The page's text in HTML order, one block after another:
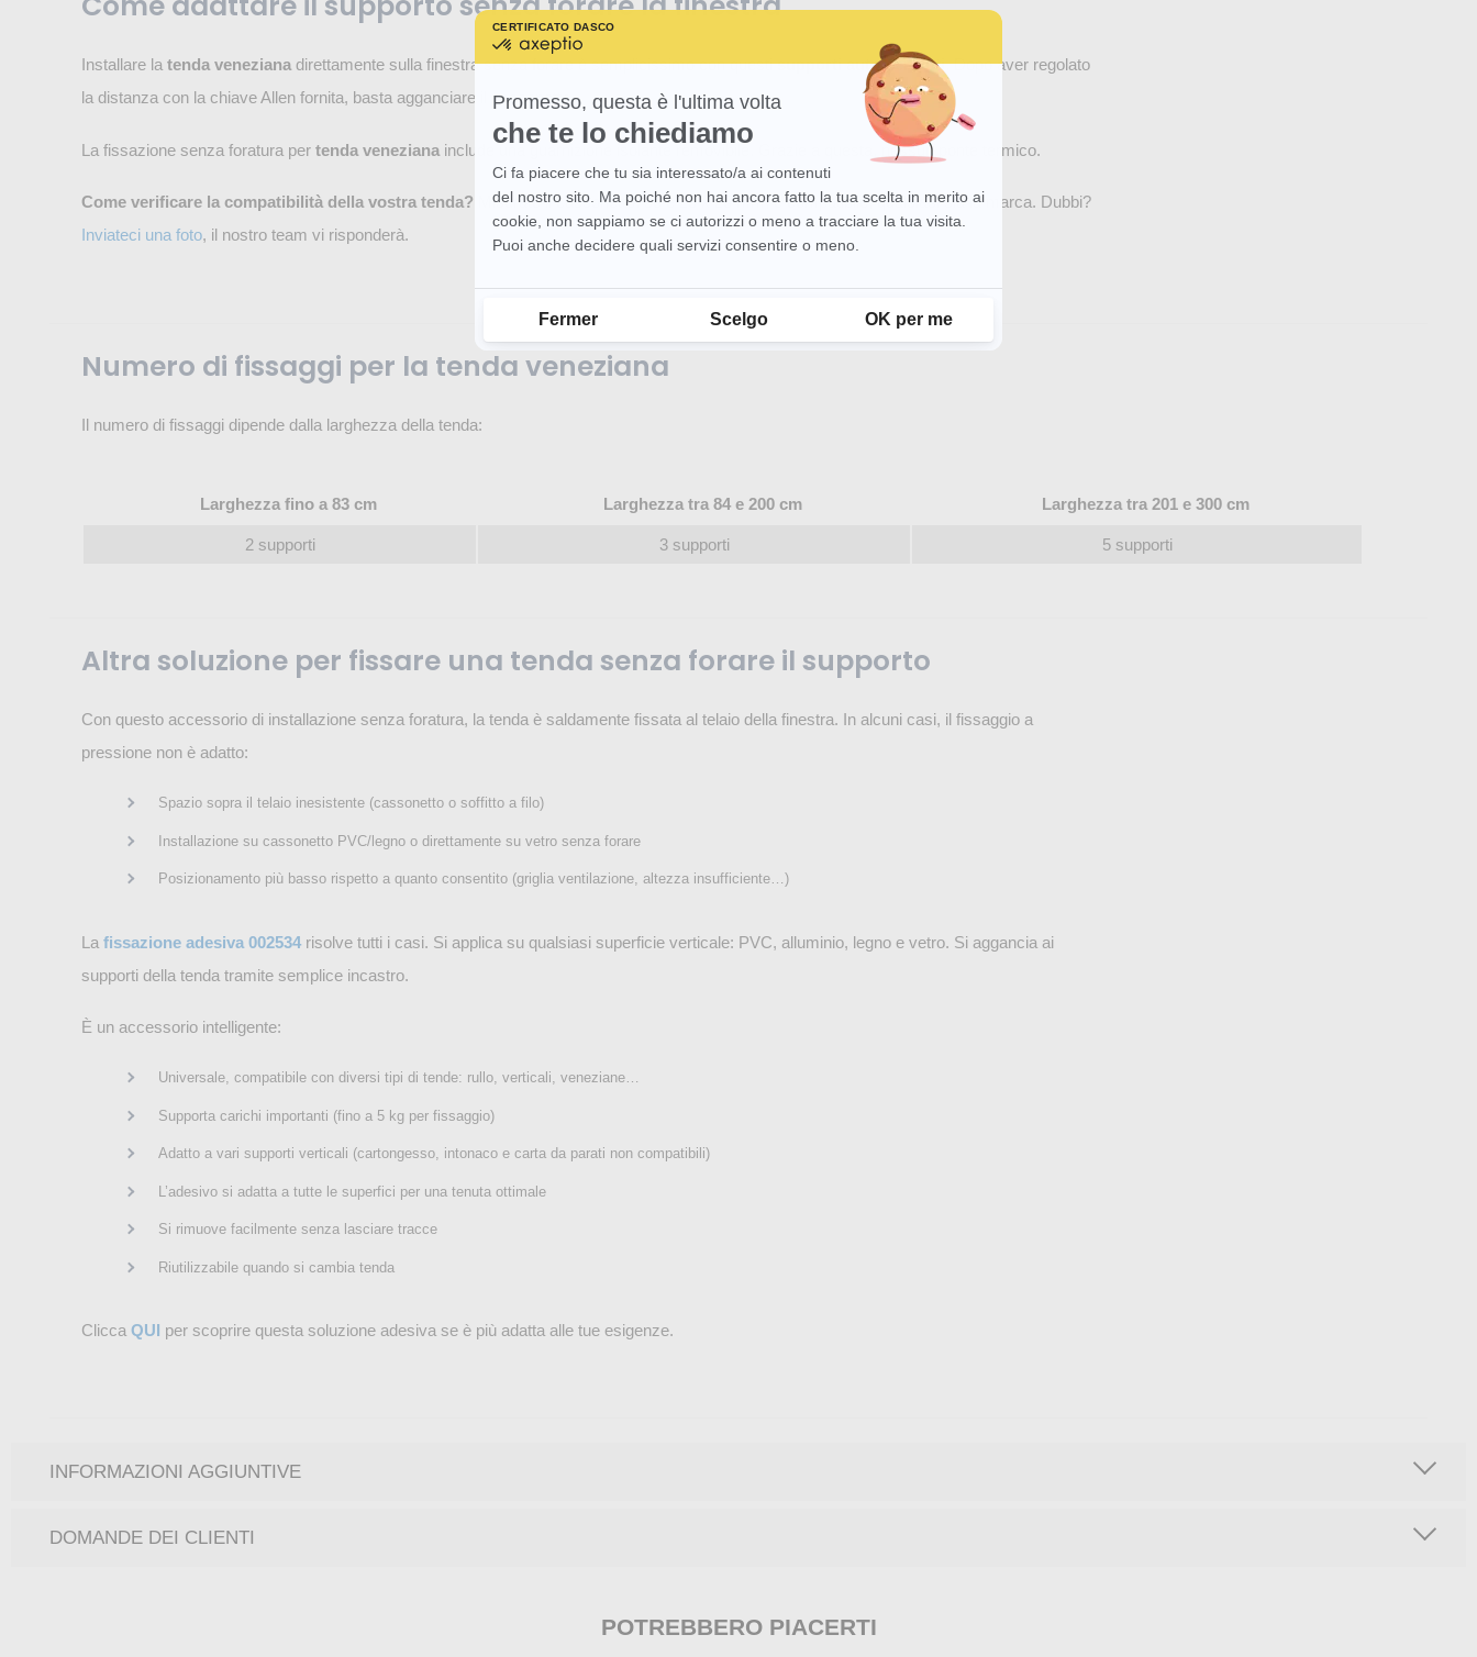
CERTIFICATO DASCOPRI DI PIÙ SU
Scopri
di
più
Axeptio
Promesso, questa è l'ultima volta
che te lo chiediamo
Ci fa piacere che tu sia interessato/a ai contenuti
del nostro sito. Ma poiché non hai ancora fatto la tua scelta in merito ai
cookie, non sappiamo se ci autorizzi o meno a tracciare la tua visita.
Puoi anche decidere quali servizi consentire o meno.
Fermer Scelgo OK per me
Axeptio consent
Installare la tenda veneziana direttamente sulla finestra senza forare è semplicissimo con questisupporti auto-serranti. Dopo aver regolato
la distanza con la chiave Allen fornita, basta agganciare il cassonetto.
La fissazione senza foratura per tenda veneziana include una guarnizione isolante removibile. Grazie a questa, nessun ponte termico.
Come verificare la compatibilità della vostra tenda? Misurate il cassonetto: se è 25 x 25 mm, è compatibile, qualsiasi sia la marca. Dubbi?
Inviateci una foto, il nostro team vi risponderà.
Numero di fissaggi per la tenda veneziana
Il numero di fissaggi dipende dalla larghezza della tenda:
Larghezza fino a 83 cm Larghezza tra 84 e 200 cm Larghezza tra 201 e 300 cm
2 supporti 3 supporti 5 supporti
Altra soluzione per fissare una tenda senza forare il supporto
Con questo accessorio di installazione senza foratura, la tenda è saldamente fissata al telaio della finestra. In alcuni casi, il fissaggio a
pressione non è adatto:
Spazio sopra il telaio inesistente (cassonetto o soffitto a filo)
Installazione su cassonetto PVC/legno o direttamente su vetro senza forare
Posizionamento più basso rispetto a quanto consentito (griglia ventilazione, altezza insufficiente…)
La fissazione adesiva 002534 risolve tutti i casi. Si applica su qualsiasi superficie verticale: PVC, alluminio, legno e vetro. Si aggancia ai
supporti della tenda tramite semplice incastro.
È un accessorio intelligente:
Universale, compatibile con diversi tipi di tende: rullo, verticali, veneziane…
Supporta carichi importanti (fino a 5 kg per fissaggio)
Adatto a vari supporti verticali (cartongesso, intonaco e carta da parati non compatibili)
L’adesivo si adatta a tutte le superfici per una tenuta ottimale
Si rimuove facilmente senza lasciare tracce
Riutilizzabile quando si cambia tenda
Clicca QUI per scoprire questa soluzione adesiva se è più adatta alle tue esigenze.
INFORMAZIONI AGGIUNTIVE
DOMANDE DEI CLIENTI
POTREBBERO PIACERTI